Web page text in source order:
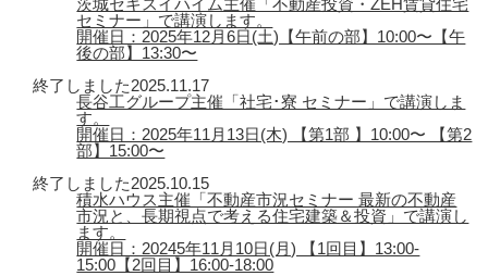
茨城セキスイハイム主催「不動産投資・ZEH賃貸住宅
セミナー」で講演します。
開催日：2025年12月6日(土)【午前の部】10:00〜【午
後の部】13:30〜
終了しました2025.11.17
長谷工グループ主催「社宅･寮 セミナー」で講演しま
す。
開催日：2025年11月13日(木) 【第1部 】10:00〜 【第2
部】15:00〜
終了しました2025.10.15
積水ハウス主催「不動産市況セミナー 最新の不動産
市況と、長期視点で考える住宅建築＆投資」で講演し
ます。
開催日：20245年11月10日(月) 【1回目】13:00-
15:00【2回目】16:00-18:00